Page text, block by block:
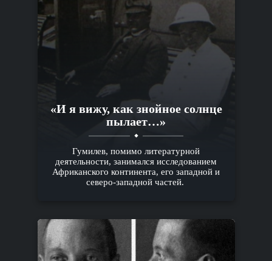
«И я вижу, как знойное солнце
пылает…»
Гумилев, помимо литературной
деятельности, занимался исследованием
Африканского континента, его западной и
северо-западной частей.